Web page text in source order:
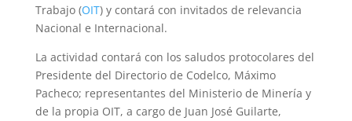
Trabajo (OIT) y contará con invitados de relevancia
Nacional e Internacional.
La actividad contará con los saludos protocolares del
Presidente del Directorio de Codelco, Máximo
Pacheco; representantes del Ministerio de Minería y
de la propia OIT, a cargo de Juan José Guilarte,